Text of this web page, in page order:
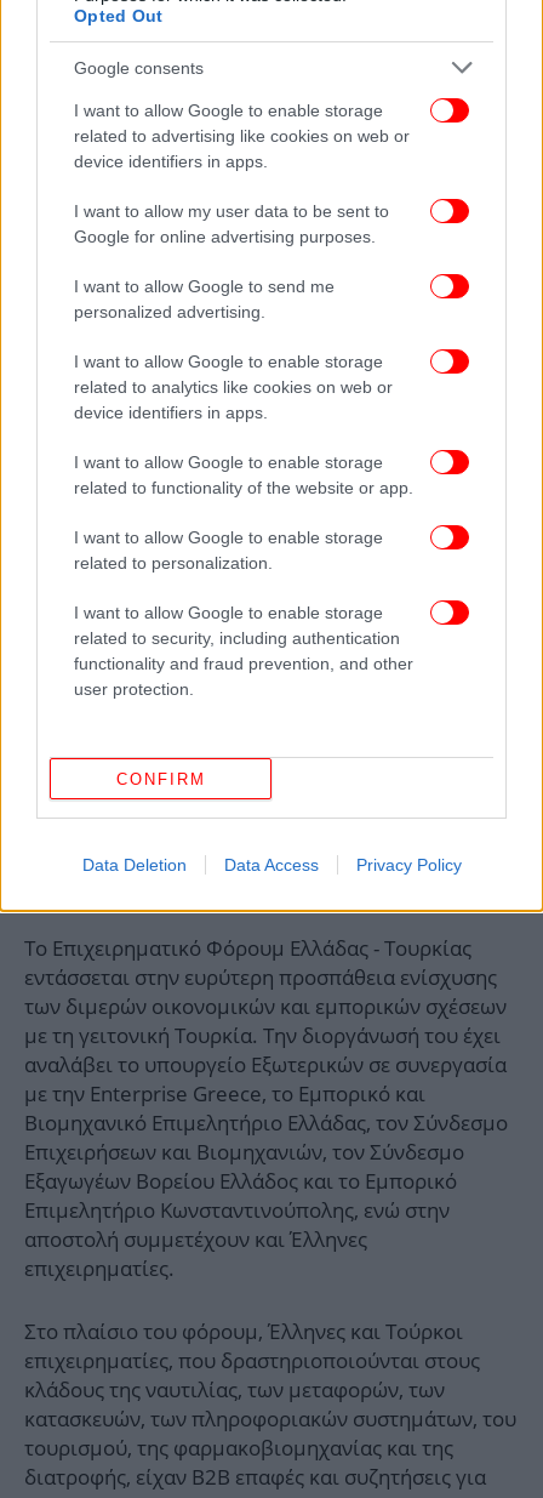
Opted Out
Google consents
I want to allow Google to enable storage
related to advertising like cookies on web or
device identifiers in apps.
I want to allow my user data to be sent to
Google for online advertising purposes.
I want to allow Google to send me
personalized advertising.
I want to allow Google to enable storage
related to analytics like cookies on web or
device identifiers in apps.
I want to allow Google to enable storage
related to functionality of the website or app.
I want to allow Google to enable storage
related to personalization.
I want to allow Google to enable storage
related to security, including authentication
functionality and fraud prevention, and other
user protection.
CONFIRM
Data Deletion Data Access Privacy Policy
συνέργειες σε τομείς όπως η ενέργεια, η βιώσιμη
ανάπτυξη, ο τουρισμός, η εκπαίδευση και η έρευνα»
Βιομηχανικού Επιμελητηρίου Αθηνών.
Το Επιχειρηματικό Φόρουμ Ελλάδας - Τουρκίας
εντάσσεται στην ευρύτερη προσπάθεια ενίσχυσης
των διμερών οικονομικών και εμπορικών σχέσεων
με τη γειτονική Τουρκία. Την διοργάνωσή του έχει
αναλάβει το υπουργείο Εξωτερικών σε συνεργασία
με την Enterprise Greece, το Εμπορικό και
Βιομηχανικό Επιμελητήριο Ελλάδας, τον Σύνδεσμο
Επιχειρήσεων και Βιομηχανιών, τον Σύνδεσμο
Εξαγωγέων Βορείου Ελλάδος και το Εμπορικό
Επιμελητήριο Κωνσταντινούπολης, ενώ στην
αποστολή συμμετέχουν και Έλληνες
επιχειρηματίες.
Στο πλαίσιο του φόρουμ, Έλληνες και Τούρκοι
επιχειρηματίες, που δραστηριοποιούνται στους
κλάδους της ναυτιλίας, των μεταφορών, των
κατασκευών, των πληροφοριακών συστημάτων, του
τουρισμού, της φαρμακοβιομηχανίας και της
διατροφής, είχαν B2B επαφές και συζητήσεις για